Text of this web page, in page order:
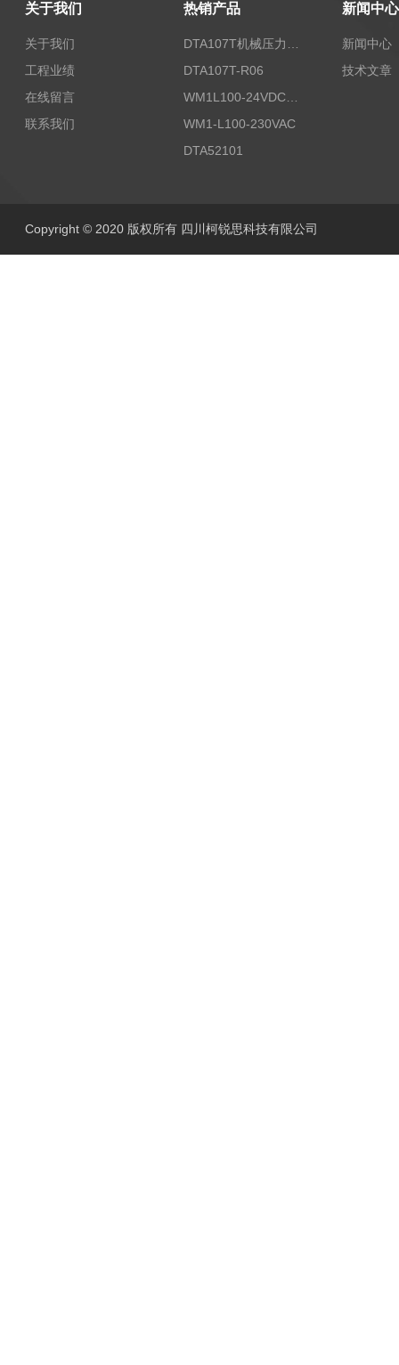
关于我们
关于我们
工程业绩
在线留言
联系我们
热销产品
DTA107T-R06
WM1L100-24VDC/T5X
WM1-L100-230VAC
DTA52101
新闻中心
新闻中心
技术文章
Copyright © 2020 版权所有 四川柯锐思科技有限公司